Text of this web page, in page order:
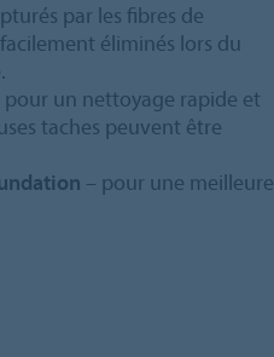
par les fibres de
éliminés lors du
pour un nettoyage rapide et
taches peuvent être
– pour une meilleure